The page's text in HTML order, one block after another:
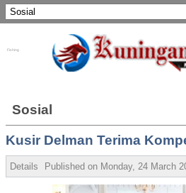
Sosial
Kusir Delman Terima
Details Published on Monday, 24 March
Fishing